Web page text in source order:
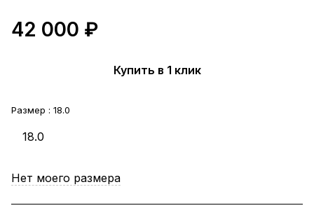
42 000 ₽
Купить в 1 клик
Размер : 18.0
18.0
Нет моего размера